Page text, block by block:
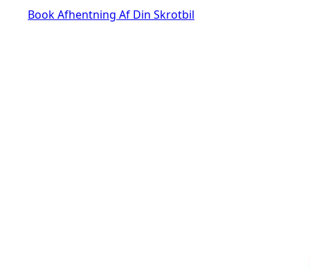
Book Afhentning Af Din Skrotbil